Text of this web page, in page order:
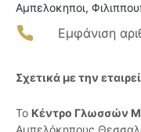
Αμπελοκηποι,
Εμφάνιση
Σχετικά με την
Το Κέντρο Γλωσσών
Αμπελόκηπους